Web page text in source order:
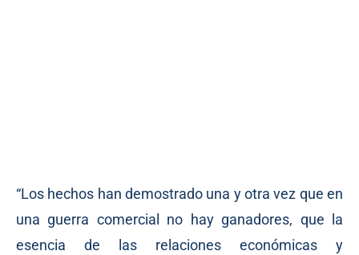
“Los hechos han demostrado una y otra vez que en
una guerra comercial no hay ganadores, que la
esencia de las relaciones económicas y